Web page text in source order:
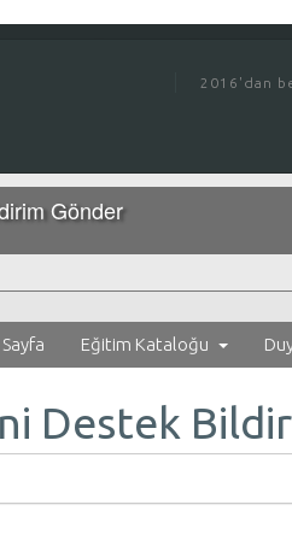
2016'dan
Gönder
Eğitim Kataloğu
Destek